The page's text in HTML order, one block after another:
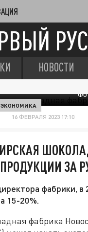
НОВОСТИ
ЭКОНОМИКА
16 ФЕВРАЛЯ 2023 17:10
ЗА
фабрики, в
15-20%.
фабрика